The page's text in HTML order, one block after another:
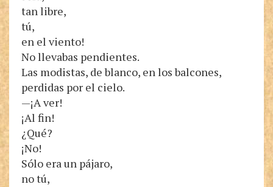
tan libre,
tú,
en el viento!
No llevabas pendientes.
Las modistas, de blanco, en los balcones,
perdidas por el cielo.
—¡A ver!
¡Al fin!
¿Qué?
¡No!
Sólo era un pájaro,
no tú,